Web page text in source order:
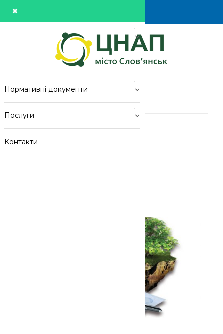
Зміни Щодо Реєстрації Нерухомості
Нормативні документи
Послуги
Контакти